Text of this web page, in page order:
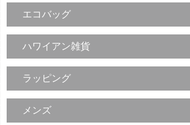
エコバッグ
ハワイアン雑貨
ラッピング
メンズ